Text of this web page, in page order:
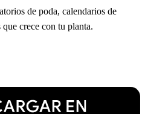
de poda, calendarios de
crece con tu planta.